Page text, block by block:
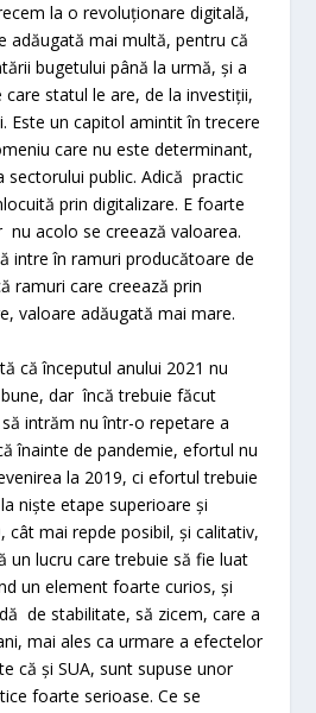
la o revoluționare digitală,
adăugată mai multă, pentru că
bugetului până la urmă, și a
statul le are, de la investiții,
Este un capitol amintit în trecere
care nu este determinant,
sectorului public. Adică practic
prin digitalizare. E foarte
nu acolo se creează valoarea.
intre în ramuri producătoare de
ramuri care creează prin
valoare adăugată mai mare.
că începutul anului 2021 nu
dar încă trebuie făcut
intrăm nu într-o repetare a
înainte de pandemie, efortul nu
la 2019, ci efortul trebuie
niște etape superioare și
cât mai repde posibil, și calitativ,
un lucru care trebuie să fie luat
un element foarte curios, și
de stabilitate, să zicem, care a
mai ales ca urmare a efectelor
că și SUA, sunt supuse unor
foarte serioase. Ce se